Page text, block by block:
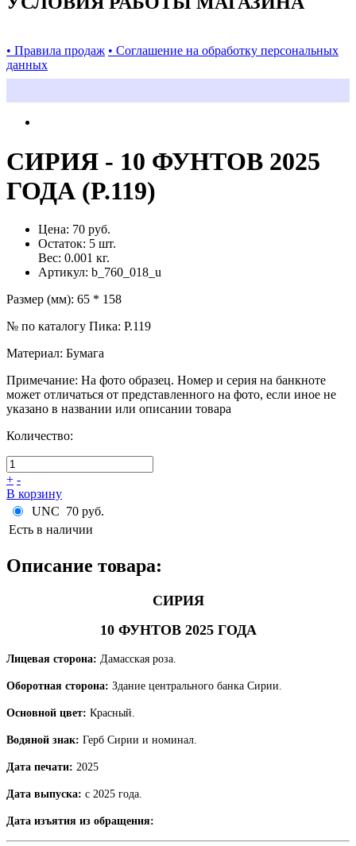
• Правила продаж • Соглашение на обработку персональных
данных
СИРИЯ - 10 ФУНТОВ 2025
ГОДА (P.119)
Цена: 70 руб.
Остаток: 5 шт.
Вес: 0.001 кг.
Артикул: b_760_018_u
Размер (мм): 65 * 158
№ по каталогу Пика: P.119
Материал: Бумага
Примечание: На фото образец. Номер и серия на банкноте
может отличаться от представленного на фото, если иное не
указано в названии или описании товара
Количество:
+ -
В корзину
UNC 70 руб.
Есть в наличии
Описание товара:
СИРИЯ
10 ФУНТОВ 2025 ГОДА
Лицевая сторона: Дамасская роза.
Оборотная сторона: Здание центрального банка Сирии.
Основной цвет: Красный.
Водяной знак: Герб Сирии и номинал.
Дата печати: 2025
Дата выпуска: с 2025 года.
Дата изъятия из обращения: